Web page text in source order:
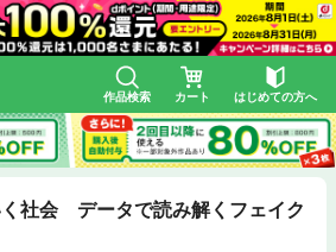
作品検索 カート はじめての方へ
く社会 データで読み解くフェイク